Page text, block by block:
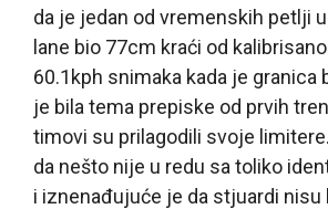
da je jedan od vremenskih petlji
lane bio 77cm kraći od
60.1kph snimaka kada je granica
je bila tema prepiske od prvih
timovi su prilagodili svoje
da nešto nije u redu sa toliko
i iznenađujuće je da stjuardi nisu